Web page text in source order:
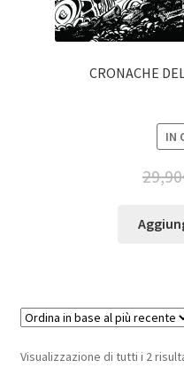
CRONACHE
IN
29,90
Visualizzazione di tutti i 2